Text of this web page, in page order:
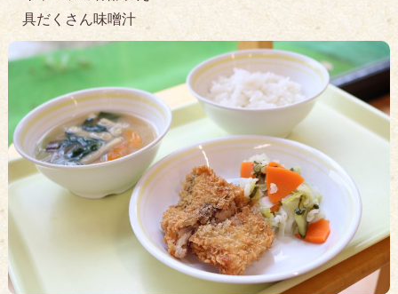
具だくさん味噌汁